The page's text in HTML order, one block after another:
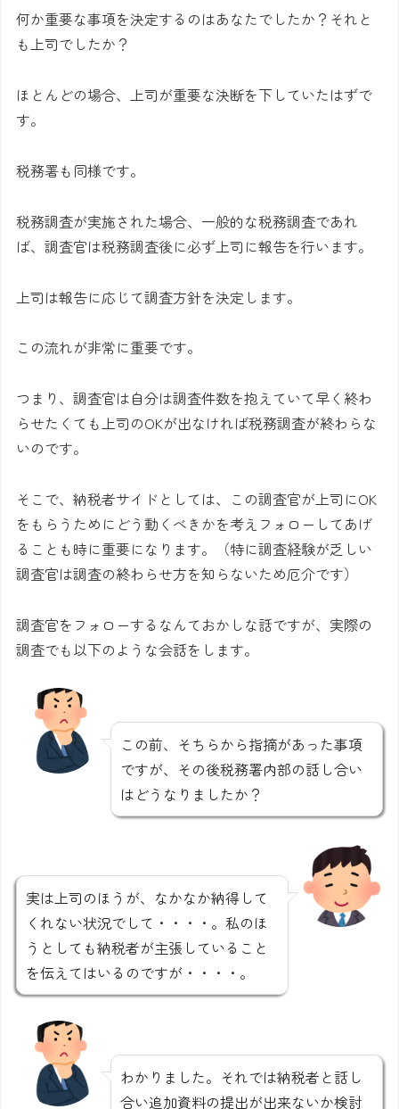
何か重要な事項を決定するのはあなたでしたか？それと
も上司でしたか？
ほとんどの場合、上司が重要な決断を下していたはずで
す。
税務署も同様です。
税務調査が実施された場合、一般的な税務調査であれ
ば、調査官は税務調査後に必ず上司に報告を行います。
上司は報告に応じて調査方針を決定します。
この流れが非常に重要です。
つまり、調査官は自分は調査件数を抱えていて早く終わ
らせたくても上司のOKが出なければ税務調査が終わらな
いのです。
そこで、納税者サイドとしては、この調査官が上司にOK
をもらうためにどう動くべきかを考えフォローしてあげ
ることも時に重要になります。（特に調査経験が乏しい
調査官は調査の終わらせ方を知らないため厄介です）
調査官をフォローするなんておかしな話ですが、実際の
調査でも以下のような会話をします。
この前、そちらから指摘があった事項
ですが、その後税務署内部の話し合い
はどうなりましたか？
実は上司のほうが、なかなか納得して
くれない状況でして・・・・。私のほ
うとしても納税者が主張していること
を伝えてはいるのですが・・・・。
わかりました。それでは納税者と話し
合い追加資料の提出が出来ないか検討